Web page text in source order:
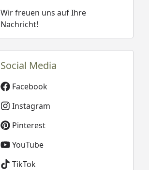
Wir freuen uns auf Ihre
Nachricht!
Social Media
Facebook
Instagram
Pinterest
YouTube
TikTok